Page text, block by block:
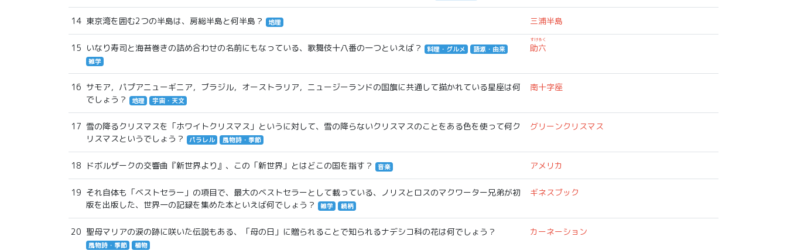
14 東京湾を囲む2つの半島は、房総半島と何半島？ 地理 三浦半島
15 いなり寿司と海苔巻きの詰め合わせの名前にもなっている、歌舞伎十八番の一つといえば？ 料理・グルメ
語源・由来
雑学
助六
すけろく
16 サモア，パプアニューギニア，ブラジル，オーストラリア，ニュージーランドの国旗に共通して描かれている星座は何
でしょう？
地理 宇宙・天文
南十字座
17 雪の降るクリスマスを「ホワイトクリスマス」というに対して、雪の降らないクリスマスのことをある色を使って何ク
リスマスというでしょう？
パラレル 風物詩・季節
グリーンクリスマス
18 ドボルザークの交響曲『新世界より』、この「新世界」とはどこの国を指す？ 音楽 アメリカ
19 それ自体も「ベストセラー」の項目で、最大のベストセラーとして載っている、ノリスとロスのマクワーター兄弟が初
版を出版した、世界一の記録を集めた本といえば何でしょう？
雑学 続柄
ギネスブック
20 聖母マリアの涙の跡に咲いた伝説もある、「母の日」に贈られることで知られるナデシコ科の花は何でしょう？
風物詩・季節 植物
カーネーション